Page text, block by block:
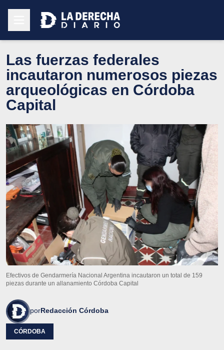
Las fuerzas federales
incautaron numerosos piezas
arqueológicas en Córdoba
Capital
Efectivos de Gendarmería Nacional Argentina incautaron un total de 159
piezas durante un allanamiento Córdoba Capital
porRedacción Córdoba
CÓRDOBA